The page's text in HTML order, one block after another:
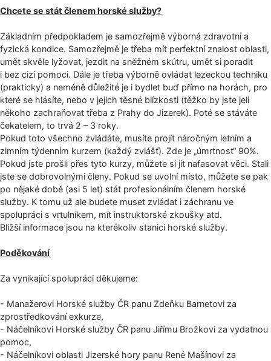
Chcete se stát členem horské služby?
Základním předpokladem je samozřejmě výborná zdravotní a
fyzická kondice. Samozřejmě je třeba mít perfektní znalost oblasti,
umět skvěle lyžovat, jezdit na sněžném skútru, umět si poradit
i bez cizí pomoci. Dále je třeba výborně ovládat lezeckou techniku
(prakticky) a neméně důležité je i bydlet buď přímo na horách, pro
které se hlásíte, nebo v jejich těsné blízkosti (těžko by jste jeli
někoho zachraňovat třeba z Prahy do Jizerek). Poté se stáváte
čekatelem, to trvá 2 – 3 roky.
Pokud toto všechno zvládáte, musíte projít náročným letním a
zimním týdenním kurzem (každý zvlášť). Zde je „úmrtnost“ 90%.
Pokud jste prošli přes tyto kurzy, můžete si jít nafasovat věci. Stali
jste se dobrovolnými členy. Pokud se uvolní místo, můžete se pak
po nějaké době (asi 5 let) stát profesionálním členem horské
služby. K tomu už ale budete muset zvládat i záchranu ve
spolupráci s vrtulníkem, mít instruktorské zkoušky atd.
Bližší informace jsou na kterékoliv stanici horské služby.
Poděkování
Za vynikající spolupráci děkujeme:
- Manažerovi Horské služby ČR panu Zdeňku Barnetovi za
zprostředkování exkurze,
- Náčelníkovi Horské služby ČR panu Jiřímu Brožkovi za vydatnou
pomoc,
- Náčelníkovi oblasti Jizerské hory panu René Mašínovi za